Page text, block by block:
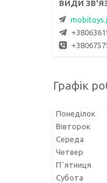
Графік
Понеділок
Вівторок
Середа
Четвер
Пʼятниця
Субота